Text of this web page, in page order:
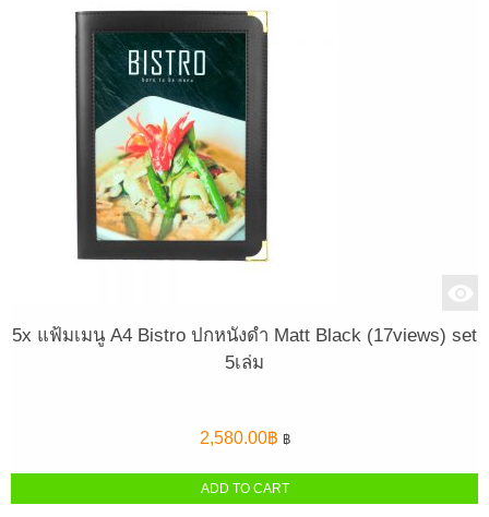
5x แฟ้มเมนู A4 Bistro ปกหนังดำ Matt Black (17views) set
5เล่ม
2,580.00฿ ฿
ADD TO CART